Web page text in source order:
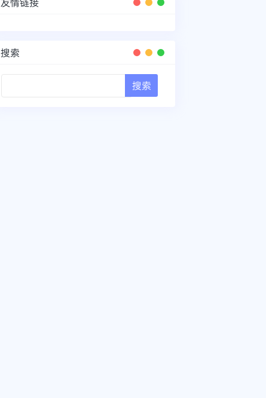
搜索